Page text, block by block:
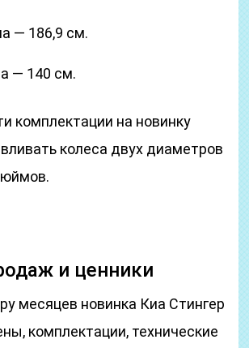
— 186,9 см.
— 140 см.
комплектации на новинку
колеса двух диаметров
и ценники
месяцев новинка Киа Стингер
комплектации, технические